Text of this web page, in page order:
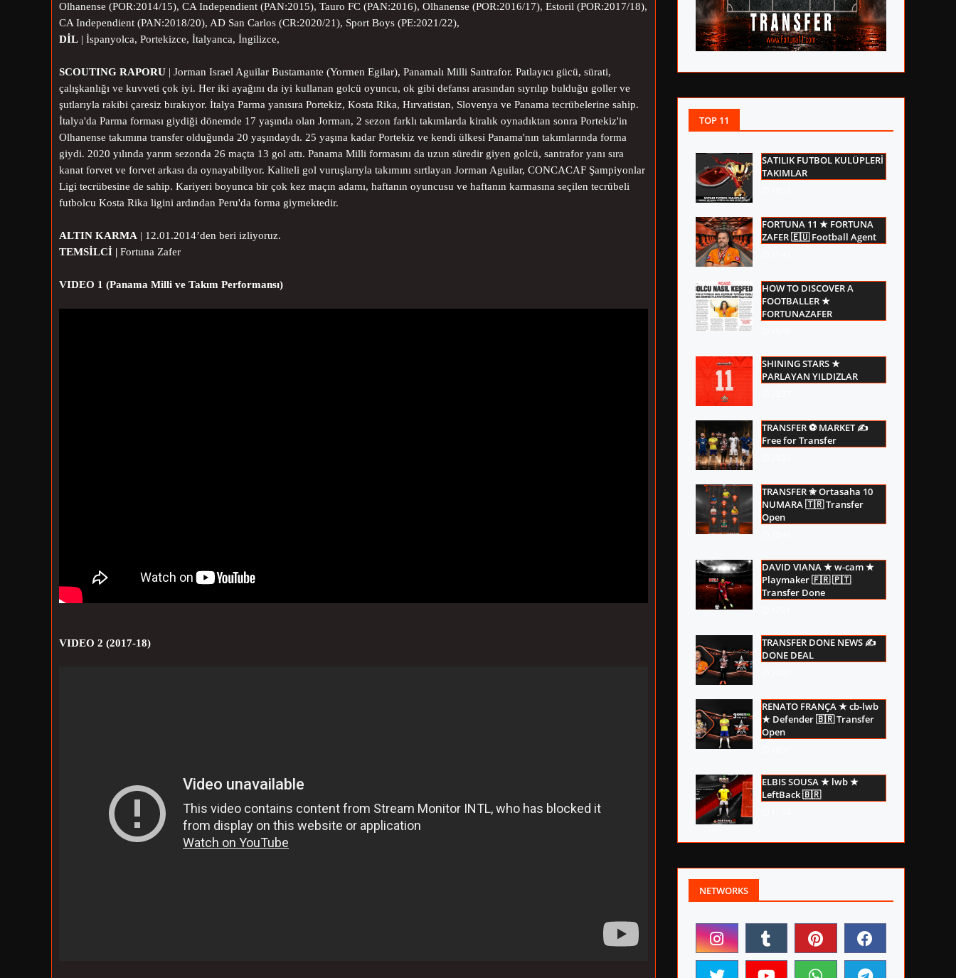
Olhanense (POR:2014/15), CA Independient (PAN:2015), Tauro FC (PAN:2016), Olhanense (POR:2016/17), Estoril (POR:2017/18),
CA Independient (PAN:2018/20), AD San Carlos (CR:2020/21), Sport Boys (PE:2021/22),
DİL | İspanyolca, Portekizce, İtalyanca, İngilizce,
SCOUTING RAPORU | Jorman Israel Aguilar Bustamante (Yormen Egilar), Panamalı Milli Santrafor. Patlayıcı gücü, sürati,
çalışkanlığı ve kuvveti çok iyi. Her iki ayağını da iyi kullanan golcü oyuncu, ok gibi defansı arasından sıyrılıp bulduğu goller ve
şutlarıyla rakibi çaresiz bırakıyor. İtalya Parma yanısıra Portekiz, Kosta Rika, Hırvatistan, Slovenya ve Panama tecrübelerine sahip.
İtalya'da Parma forması giydiği dönemde 17 yaşında olan Jorman, 2 sezon farklı takımlarda kiralık oynadıktan sonra Portekiz'in
Olhanense takımına transfer olduğunda 20 yaşındaydı. 25 yaşına kadar Portekiz ve kendi ülkesi Panama'nın takımlarında forma
giydi. 2020 yılında yarım sezonda 26 maçta 13 gol attı. Panama Milli formasını da uzun süredir giyen golcü, santrafor yanı sıra
kanat forvet ve forvet arkası da oynayabiliyor. Kaliteli gol vuruşlarıyla takımını sırtlayan Jorman Aguilar, CONCACAF Şampiyonlar
Ligi tecrübesine de sahip. Kariyeri boyunca bir çok kez maçın adamı, haftanın oyuncusu ve haftanın karmasına seçilen tecrübeli
futbolcu Kosta Rika ligini ardından Peru'da forma giymektedir.
ALTIN KARMA | 12.01.2014’den beri izliyoruz.
TEMSİLCİ | Fortuna Zafer
VIDEO 1 (Panama Milli ve Takım Performansı)
VIDEO 2 (2017-18)
TOP 11
SATILIK FUTBOL KULÜPLERİ
TAKIMLAR
FORTUNA 11 ★ FORTUNA
ZAFER 🇪🇺 Football Agent
HOW TO DISCOVER A
FOOTBALLER ★
FORTUNAZAFER
SHINING STARS ★
PARLAYAN YILDIZLAR
TRANSFER ⚽ MARKET ✍
Free for Transfer
TRANSFER ✬ Ortasaha 10
NUMARA 🇹🇷 Transfer
Open
DAVID VIANA ★ w-cam ★
Playmaker 🇫🇷 🇵🇹
Transfer Done
TRANSFER DONE NEWS ✍
DONE DEAL
RENATO FRANÇA ★ cb-lwb
★ Defender 🇧🇷 Transfer
Open
ELBIS SOUSA ★ lwb ★
LeftBack 🇧🇷
NETWORKS